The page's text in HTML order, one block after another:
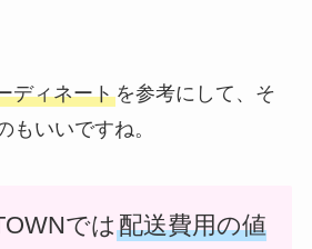
ディネートを参考にして、そ
もいいですね。
では配送費用の値